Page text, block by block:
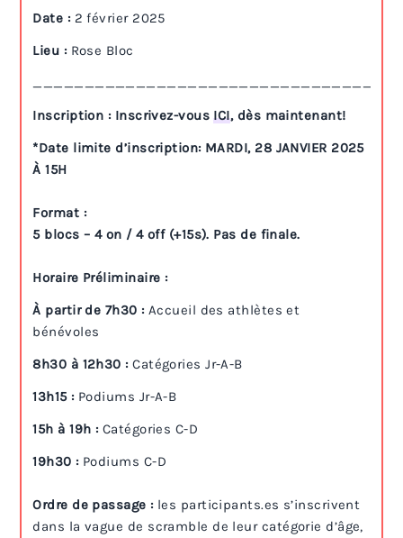
Date : 2 février 2025
Lieu : Rose Bloc
Inscription : Inscrivez-vousICI, dès maintenant!
*Date limite d’inscription: MARDI, 28 JANVIER 2025
À 15H
Format :
5 blocs – 4 on / 4 off (+15s). Pas de finale.
Horaire Préliminaire :
À partir de 7h30 : Accueil des athlètes et
bénévoles
8h30 à 12h30 :Catégories Jr-A-B
13h15 : Podiums Jr-A-B
15h à 19h : Catégories C-D
19h30 : Podiums C-D
Ordre de passage : les participants.es s’inscrivent
dans la vague de scramble de leur catégorie d’âge,